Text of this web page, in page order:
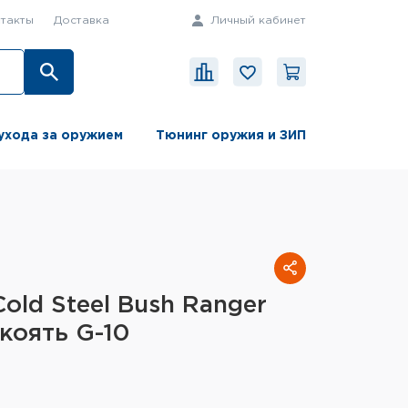
Доставка Личный кабинет
за оружием Тюнинг оружия и ЗИП
Steel Bush Ranger
G-10